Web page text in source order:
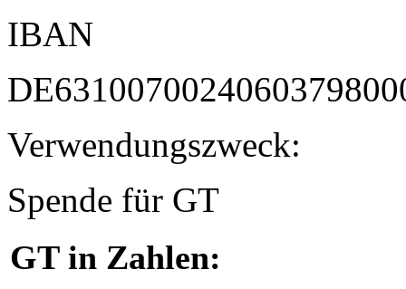
IBAN
Verwendungszweck:
Spende für GT
GT in Zahlen: